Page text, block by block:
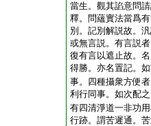
當生。觀其諂意問
釋。問蘊實法當爲
別。記別解説故。
或無言説。有言説
復有言以遮止故。
得勝。亦名置記。
事。四種攝衆方便
利行同事。如次配
有四清淨道一非功
行跡。謂苦遲通。